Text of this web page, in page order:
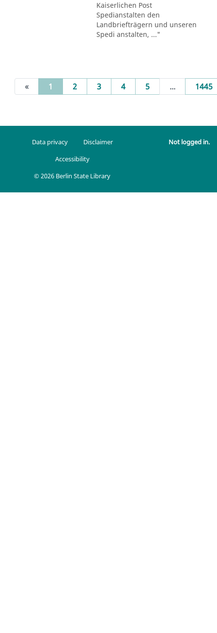
Kaiserlichen Post
Spedianstalten den
Landbriefträgern und unseren
Spedi anstalten, ..."
« 1 (current)
2 3 4 5 ... 1445
Data privacy
Disclaimer
Accessibility
© 2026 Berlin State Library
Not logged in.